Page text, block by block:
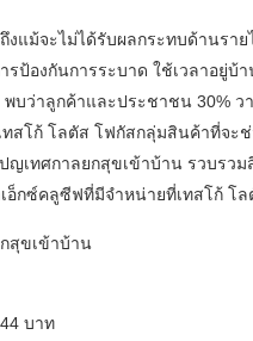
งแม้จะไม่ได้รับผลกระทบด้านร
รป้องกันการระบาด ใช้เวลาอ
พบว่าลูกค้าและประชาชน 30%
สโก้ โลตัส โฟกัสกลุ่มสินค้าที่จะ
เทศกาลยกสุขเข้าบ้าน รวบรว
อ็กซ์คลูซีฟที่มีจำหน่ายที่เทสโก้ โ
สุขเข้าบ้าน
บาท